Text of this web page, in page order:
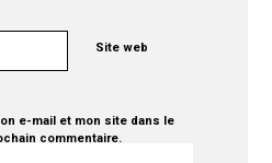
Site web
e-mail et mon site dans le
commentaire.